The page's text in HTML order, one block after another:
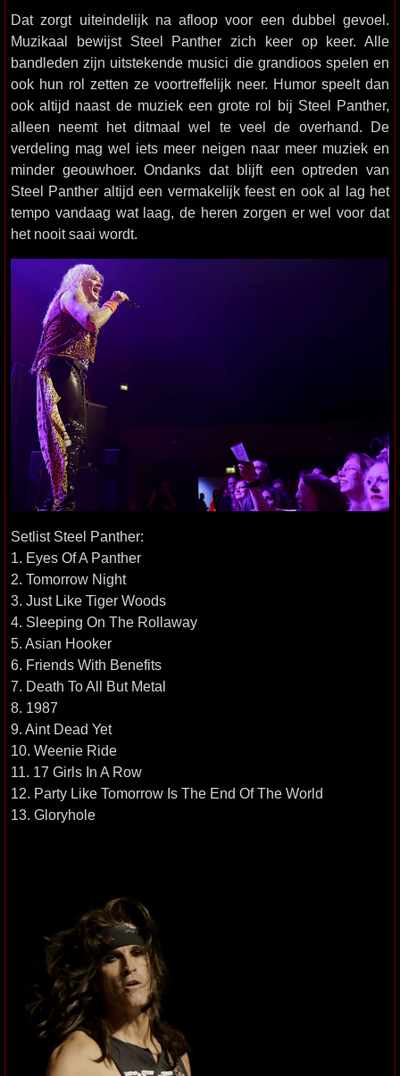
Dat zorgt uiteindelijk na afloop voor een dubbel gevoel.
Muzikaal bewijst Steel Panther zich keer op keer. Alle
bandleden zijn uitstekende musici die grandioos spelen en
ook hun rol zetten ze voortreffelijk neer. Humor speelt dan
ook altijd naast de muziek een grote rol bij Steel Panther,
alleen neemt het ditmaal wel te veel de overhand. De
verdeling mag wel iets meer neigen naar meer muziek en
minder geouwhoer. Ondanks dat blijft een optreden van
Steel Panther altijd een vermakelijk feest en ook al lag het
tempo vandaag wat laag, de heren zorgen er wel voor dat
het nooit saai wordt.
Setlist Steel Panther:
1. Eyes Of A Panther
2. Tomorrow Night
3. Just Like Tiger Woods
4. Sleeping On The Rollaway
5. Asian Hooker
6. Friends With Benefits
7. Death To All But Metal
8. 1987
9. Aint Dead Yet
10. Weenie Ride
11. 17 Girls In A Row
12. Party Like Tomorrow Is The End Of The World
13. Gloryhole